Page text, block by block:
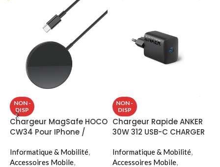
NON -
DISP
Chargeur MagSafe HOCO
CW34 Pour IPhone /
Informatique & Mobilité,
Accessoires Mobile,
NON -
DISP
Chargeur Rapide ANKER
30W 312 USB-C CHARGER
Informatique & Mobilité,
Accessoires Mobile,